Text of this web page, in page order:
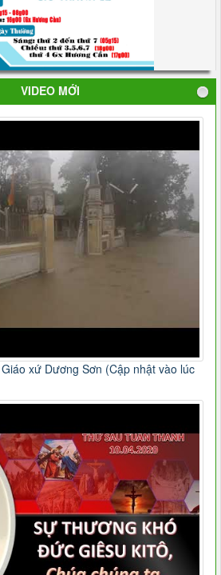
VIDEO MỚI
xứ Dương Sơn (Cập nhật vào lúc